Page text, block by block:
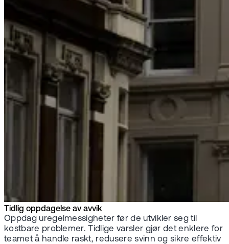
Tidlig oppdagelse av avvik
Oppdag uregelmessigheter før de utvikler seg til
kostbare problemer. Tidlige varsler gjør det enklere for
teamet å handle raskt, redusere svinn og sikre effektiv